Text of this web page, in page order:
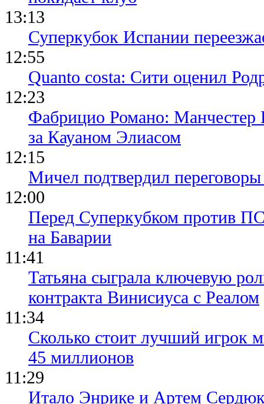
13:13
Суперкубок Испании
12:55
Quanto costa: Сити оценил
12:23
Фабрицио Романо: Манчестер
за Кауаном Элиасом
12:15
Мичел подтвердил
12:00
Перед Суперкубком против
на Баварии
11:41
Татьяна сыграла ключевую
контракта Винисиуса с Реалом
11:34
Сколько стоит лучший игрок
45 миллионов
11:29
Итало Энрике и Артем